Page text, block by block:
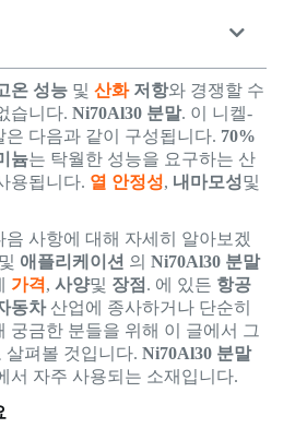
온 성능및 산화저항와 경쟁할 수
습니다. Ni70Al30 분말. 이 니켈-
은 다음과 같이 구성됩니다. 70%
늄는 탁월한 성능을 요구하는 산
용됩니다. 열 안정성, 내마모성및
사항에 대해 자세히 알아보겠
및 애플리케이션 의 Ni70Al30 분말
가격, 사양및 장점 . 에 있든 항공
동차산업에 종사하거나 단순히
궁금한 분들을 위해 이 글에서 그
살펴볼 것입니다. Ni70Al30 분말
서 자주 사용되는 소재입니다.